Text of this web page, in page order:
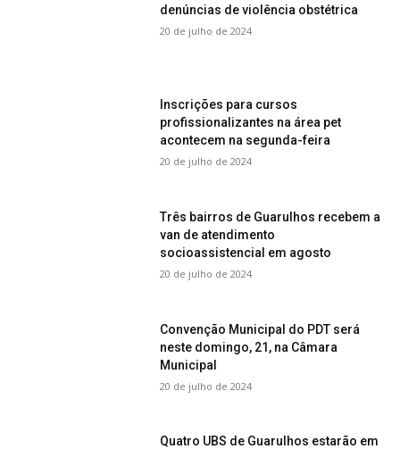
denúncias de violência obstétrica
20 de julho de 2024
Inscrições para cursos
profissionalizantes na área pet
acontecem na segunda-feira
20 de julho de 2024
Três bairros de Guarulhos recebem a
van de atendimento
socioassistencial em agosto
20 de julho de 2024
Convenção Municipal do PDT será
neste domingo, 21, na Câmara
Municipal
20 de julho de 2024
Quatro UBS de Guarulhos estarão em